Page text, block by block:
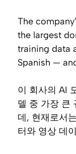
The
the largest
training data
Spanish —
이 회사의 AI
델 중 가장 큰
데, 현재로서
터와 영상 데